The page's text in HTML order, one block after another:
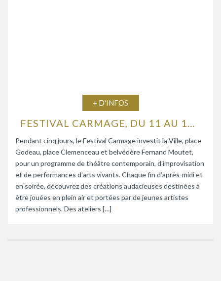
+ D'INFOS
Pendant cinq jours, le Festival Carmage investit la Ville, place
Godeau, place Clemenceau et belvédère Fernand Moutet,
pour un programme de théâtre contemporain, d’improvisation
et de performances d’arts vivants. Chaque fin d’après-midi et
en soirée, découvrez des créations audacieuses destinées à
être jouées en plein air et portées par de jeunes artistes
professionnels. Des ateliers […]